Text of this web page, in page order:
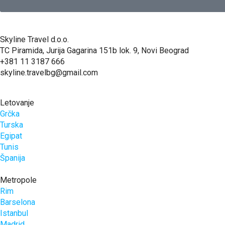
Skyline Travel d.o.o.
TC Piramida, Jurija Gagarina 151b lok. 9, Novi Beograd
+381 11 3187 666
skyline.travelbg@gmail.com
Letovanje
Grčka
Turska
Egipat
Tunis
Španija
Metropole
Rim
Barselona
Istanbul